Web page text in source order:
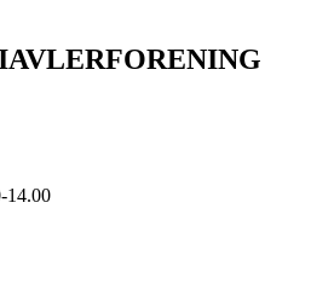
14.00